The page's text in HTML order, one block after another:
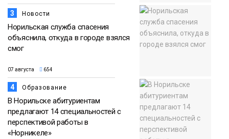
3 Новости
Норильская служба спасения
объяснила, откуда в городе взялся
смог
07 августа 654
4 Образование
В Норильске абитуриентам
предлагают 14 специальностей с
перспективой работы в
«Норникеле»